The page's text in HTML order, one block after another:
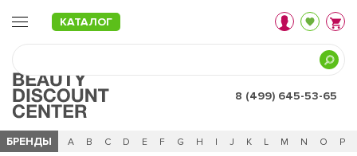
КАТАЛОГ
8 (499) 645-53-65
БРЕНДЫ
Ч 0 - 9 A B C D E F G H I J K L M N O P